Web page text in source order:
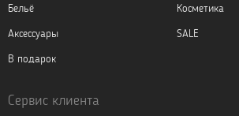
Бельё
Косметика
Аксессуары
SALE
В подарок
Сервис клиента